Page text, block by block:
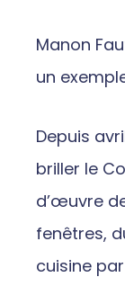
Manon
un
Depuis
briller le
d’œuvre
fenêtres,
cuisine